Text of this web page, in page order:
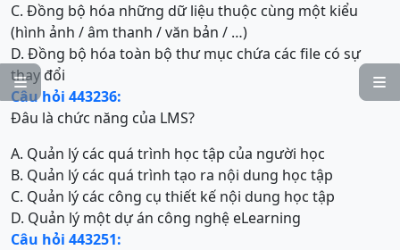


C. Đồng bộ hóa những dữ liệu thuộc cùng một kiểu
(hình ảnh / âm thanh / văn bản / …)
D. Đồng bộ hóa toàn bộ thư mục chứa các file có sự
thay đổi
Câu hỏi 443236:
Đâu là chức năng của LMS?
A. Quản lý các quá trình học tập của người học
B. Quản lý các quá trình tạo ra nội dung học tập
C. Quản lý các công cụ thiết kế nội dung học tập
D. Quản lý một dự án công nghệ eLearning
Câu hỏi 443251: